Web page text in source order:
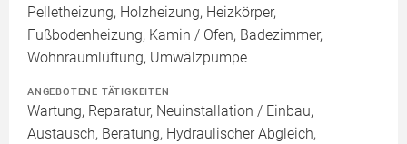
Pelletheizung, Holzheizung, Heizkörper,
Fußbodenheizung, Kamin / Ofen, Badezimmer,
Wohnraumlüftung, Umwälzpumpe
ANGEBOTENE TÄTIGKEITEN
Wartung, Reparatur, Neuinstallation / Einbau,
Austausch, Beratung, Hydraulischer Abgleich,